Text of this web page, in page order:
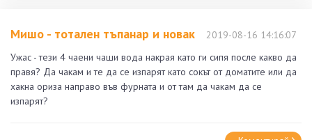
Мишо - тотален тъпанар и новак
2019-08-16 14:16:07
Ужас - тези 4 чаени чаши вода накрая като ги сипя после какво да
правя? Да чакам и те да се изпарят като сокът от доматите или да
хакна ориза направо във фурната и от там да чакам да се
изпарят?